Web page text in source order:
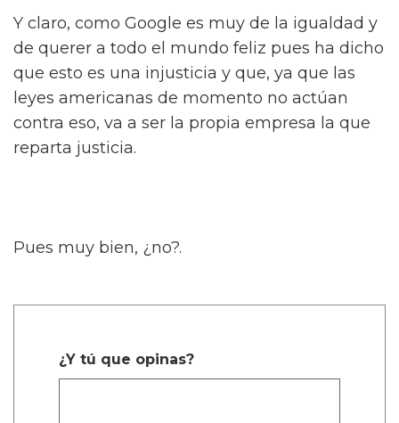
Y claro, como Google es muy de la igualdad y
de querer a todo el mundo feliz pues ha dicho
que esto es una injusticia y que, ya que las
leyes americanas de momento no actúan
contra eso, va a ser la propia empresa la que
reparta justicia.
Pues muy bien, ¿no?.
¿Y tú que opinas?